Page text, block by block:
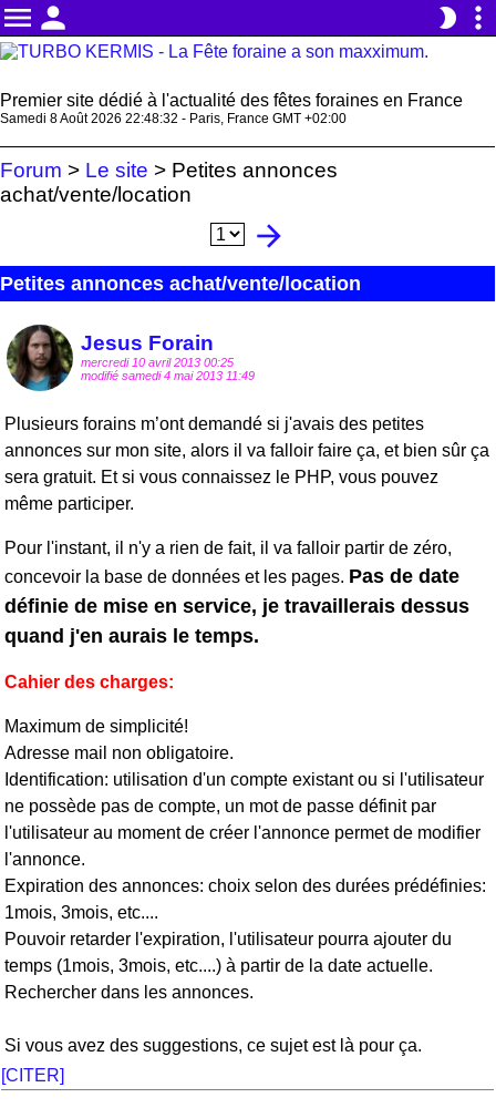
menu person brightness_2 more_vert
Premier site dédié à l'actualité des fêtes foraines en France
Samedi 8 Août 2026 22:48:32 - Paris, France GMT +02:00
Forum > Le site > Petites annonces
achat/vente/location
arrow_forward
Petites annonces achat/vente/location
Jesus Forain
mercredi 10 avril 2013 00:25
modifié samedi 4 mai 2013 11:49
Plusieurs forains m’ont demandé si j'avais des petites
annonces sur mon site, alors il va falloir faire ça, et bien sûr ça
sera gratuit. Et si vous connaissez le PHP, vous pouvez
même participer.
Pour l'instant, il n'y a rien de fait, il va falloir partir de zéro,
concevoir la base de données et les pages. Pas de date
définie de mise en service, je travaillerais dessus
quand j'en aurais le temps.
Cahier des charges:
Maximum de simplicité!
Adresse mail non obligatoire.
Identification: utilisation d'un compte existant ou si l'utilisateur
ne possède pas de compte, un mot de passe définit par
l'utilisateur au moment de créer l'annonce permet de modifier
l'annonce.
Expiration des annonces: choix selon des durées prédéfinies:
1mois, 3mois, etc....
Pouvoir retarder l'expiration, l'utilisateur pourra ajouter du
temps (1mois, 3mois, etc....) à partir de la date actuelle.
Rechercher dans les annonces.
Si vous avez des suggestions, ce sujet est là pour ça.
[CITER]